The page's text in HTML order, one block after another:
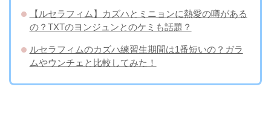
【ルセラフィム】カズハとミニョンに熱愛の噂がある
の？TXTのヨンジュンとのケミも話題？
ルセラフィムのカズハ練習生期間は1番短いの？ガラ
ムやウンチェと比較してみた！